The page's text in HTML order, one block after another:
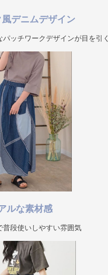
デニムデザイン
ッチワークデザインが目を引く
ルな素材感
段使いしやすい雰囲気